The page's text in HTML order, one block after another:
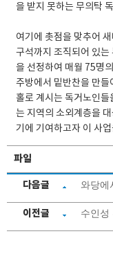
을 받지 못하는 무의탁
여기에 촛점을 맞추어
구석까지 조직되어 있
을 선정하여 매월 75명
주방에서 밑반찬을 만들
홀로 계시는 독거노인들
는 지역의 소외계층을
기에 기여하고자 이 사
파일
다음글 와당에
이전글 수인성